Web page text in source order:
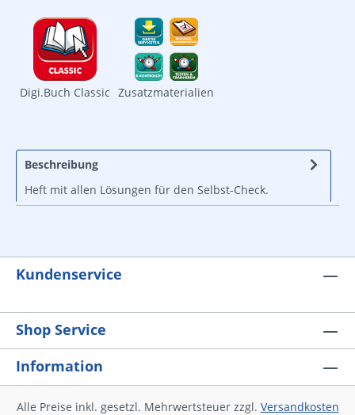
Digi.Buch Classic Zusatzmaterialien
Beschreibung
Heft mit allen Lösungen für den Selbst-Check.
Kundenservice
Shop Service
Information
Alle Preise inkl. gesetzl. Mehrwertsteuer zzgl. Versandkosten